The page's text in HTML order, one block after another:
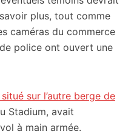
plus, tout comme
caméras du commerce
police ont ouvert une
sur l’autre berge de
Stadium, avait
à main armée.